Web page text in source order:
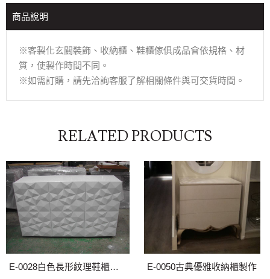
商品說明
※客製化玄關裝飾、收納櫃、鞋櫃傢俱成品會依規格、材
質，使製作時間不同。
※如需訂購，請先洽詢客服了解相關條件與可交貨時間。
RELATED PRODUCTS
E-0028白色長形紋理鞋櫃、收納櫃訂製 E-0050古典優雅收納櫃製作